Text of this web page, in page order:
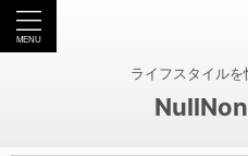
ライフスタイル